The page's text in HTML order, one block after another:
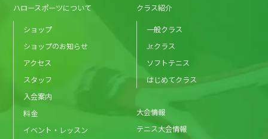
ハロースポーツについて
ショップ
ショップのお知らせ
アクセス
スタッフ
入会案内
料金
イベント・レッスン
クラス紹介
一般クラス
Jr.クラス
ソフトテニス
はじめてクラス
大会情報
テニス大会情報